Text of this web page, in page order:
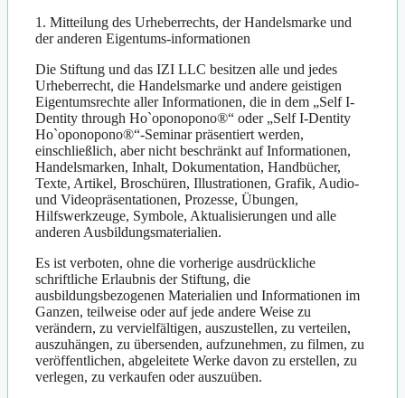
1. Mitteilung des Urheberrechts, der Handelsmarke und
der anderen Eigentums-informationen
Die Stiftung und das IZI LLC besitzen alle und jedes
Urheberrecht, die Handelsmarke und andere geistigen
Eigentumsrechte aller Informationen, die in dem „Self I-
Dentity through Ho`oponopono®“ oder „Self I-Dentity
Ho`oponopono®“-Seminar präsentiert werden,
einschließlich, aber nicht beschränkt auf Informationen,
Handelsmarken, Inhalt, Dokumentation, Handbücher,
Texte, Artikel, Broschüren, Illustrationen, Grafik, Audio-
und Videopräsentationen, Prozesse, Übungen,
Hilfswerkzeuge, Symbole, Aktualisierungen und alle
anderen Ausbildungsmaterialien.
Es ist verboten, ohne die vorherige ausdrückliche
schriftliche Erlaubnis der Stiftung, die
ausbildungsbezogenen Materialien und Informationen im
Ganzen, teilweise oder auf jede andere Weise zu
verändern, zu vervielfältigen, auszustellen, zu verteilen,
auszuhängen, zu übersenden, aufzunehmen, zu filmen, zu
veröffentlichen, abgeleitete Werke davon zu erstellen, zu
verlegen, zu verkaufen oder auszuüben.